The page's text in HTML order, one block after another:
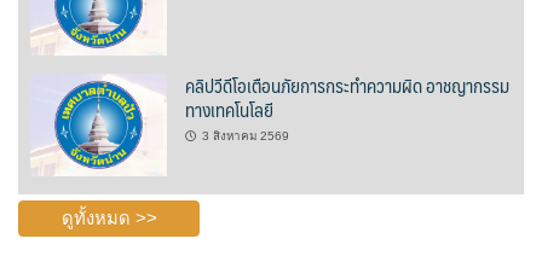
บ้านริมทุ่งรีสอร์ท
บ้านสวนศรีสุขโฮมสเตย์
บ้านฮิมนาปัว
บ้านไม้ปลายนา
คลิปวีดีโอเตือนภัยการกระทำความผิด อาชญากรรม
ทางเทคโนโลยี
3 สิงหาคม 2569
ดูทั้งหมด >>